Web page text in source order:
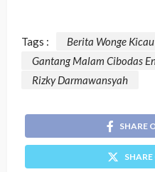
Tags : Berita Wonge Kicau
Gantang Malam Cibodas
Rizky Darmawansyah
SHARE